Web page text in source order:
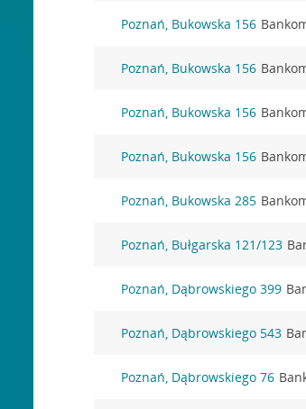
Poznań, Bukowska 156
Poznań, Bukowska 156
Poznań, Bukowska 156
Poznań, Bukowska 156
Poznań, Bukowska 285
Poznań, Bułgarska 121/123
Poznań, Dąbrowskiego 399
Poznań, Dąbrowskiego 543
Poznań, Dąbrowskiego 76